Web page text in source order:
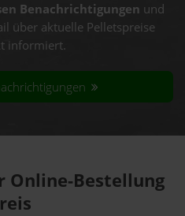
Benachrichtigungen und
über aktuelle Pelletspreise
informiert.
Online-Bestellung